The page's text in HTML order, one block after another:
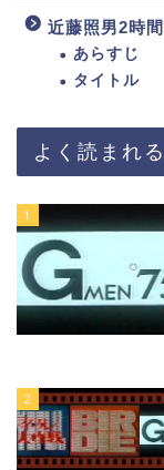
近藤照男2時
あらすじ
タイトル
よく読まれ
1
2